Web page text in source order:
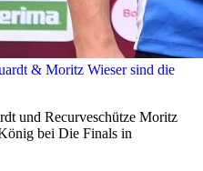
& Moritz Wieser sind die
und Recurveschütze Moritz
bei Die Finals in